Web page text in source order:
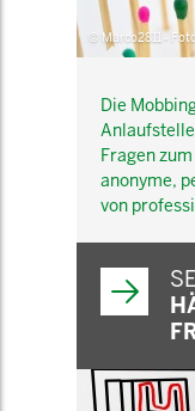
© Marco2811 -
Die
Fragen
anonyme,
von